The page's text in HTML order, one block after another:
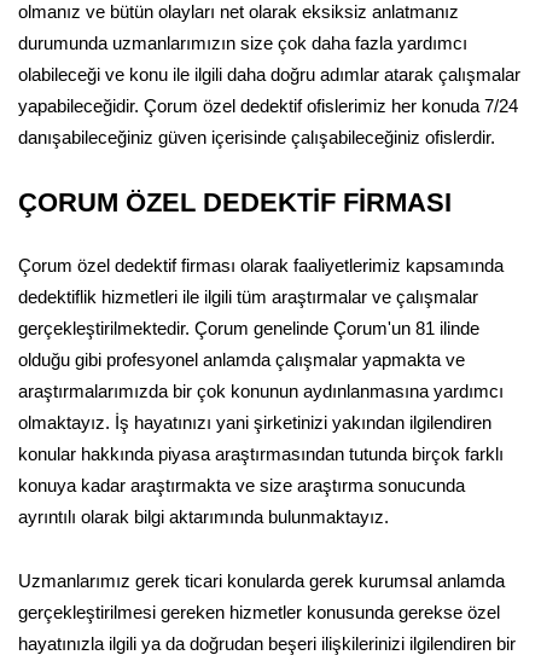
olmanız ve bütün olayları net olarak eksiksiz anlatmanız
durumunda uzmanlarımızın size çok daha fazla yardımcı
olabileceği ve konu ile ilgili daha doğru adımlar atarak çalışmalar
yapabileceğidir. Çorum özel dedektif ofislerimiz her konuda 7/24
danışabileceğiniz güven içerisinde çalışabileceğiniz ofislerdir.
ÇORUM ÖZEL DEDEKTİF FİRMASI
Çorum özel dedektif firması olarak faaliyetlerimiz kapsamında
dedektiflik hizmetleri ile ilgili tüm araştırmalar ve çalışmalar
gerçekleştirilmektedir. Çorum genelinde Çorum'un 81 ilinde
olduğu gibi profesyonel anlamda çalışmalar yapmakta ve
araştırmalarımızda bir çok konunun aydınlanmasına yardımcı
olmaktayız. İş hayatınızı yani şirketinizi yakından ilgilendiren
konular hakkında piyasa araştırmasından tutunda birçok farklı
konuya kadar araştırmakta ve size araştırma sonucunda
ayrıntılı olarak bilgi aktarımında bulunmaktayız.
Uzmanlarımız gerek ticari konularda gerek kurumsal anlamda
gerçekleştirilmesi gereken hizmetler konusunda gerekse özel
hayatınızla ilgili ya da doğrudan beşeri ilişkilerinizi ilgilendiren bir